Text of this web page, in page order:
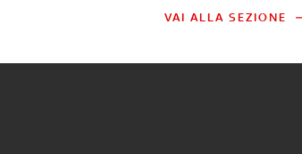
VAI ALLA SEZIONE